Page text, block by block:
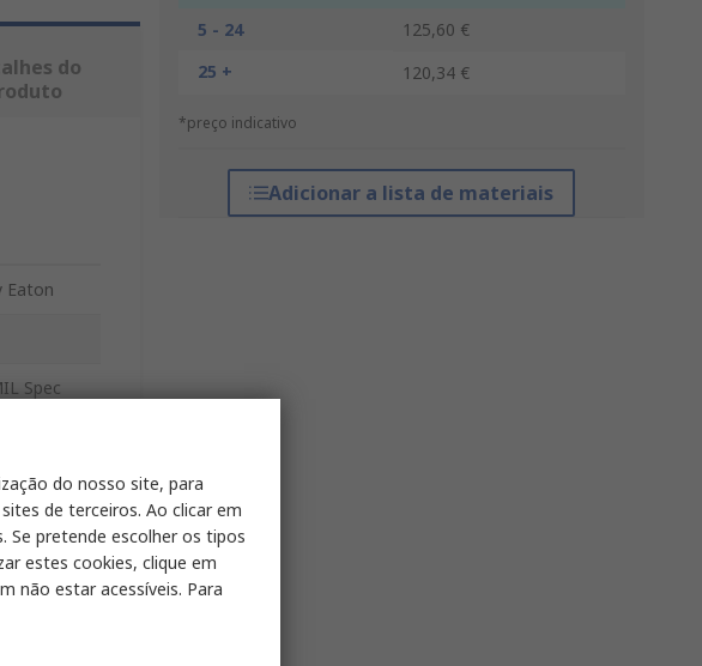
5 - 24
125,60 €
25 +
120,34 €
*preço indicativo
Adicionar a lista de materiais
do
Eaton
Spec
do nosso site, para
de terceiros. Ao clicar em
pretende escolher os tipos
estes cookies, clique em
não estar acessíveis. Para